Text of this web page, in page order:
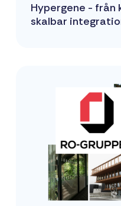
Hypergene - från
skalbar